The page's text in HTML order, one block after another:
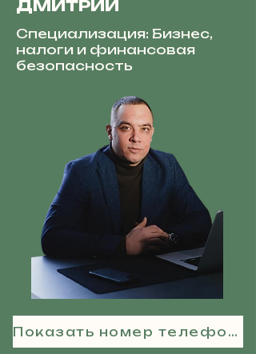
ДМИТРИЙ
Специализация: Бизнес,
налоги и финансовая
безопасность
Показать номер телефона